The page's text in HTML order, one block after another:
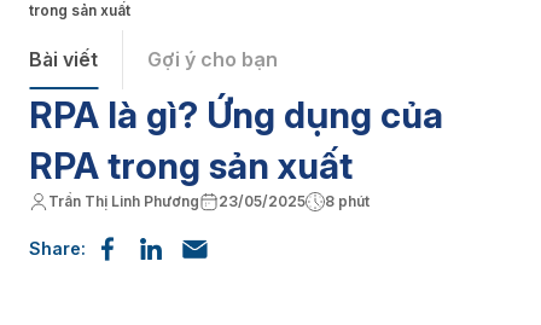
trong sản xuất
Bài viết Gợi ý cho bạn
RPA là gì? Ứng dụng của
RPA trong sản xuất
Trần Thị Linh Phương 23/05/2025 8 phút
Share: